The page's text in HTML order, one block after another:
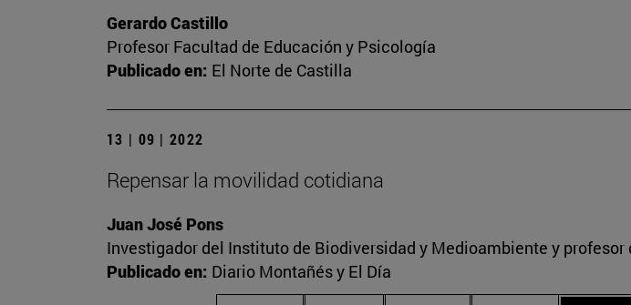
Gerardo Castillo
Profesor Facultad de Educación y Psicología
Publicado en: El Norte de Castilla
13 | 09 | 2022
Repensar la movilidad cotidiana
Juan José Pons
Investigador del Instituto de Biodiversidad y Medioambiente y
Publicado en: Diario Montañés y El Día